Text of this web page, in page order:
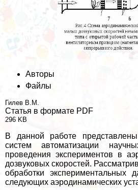
Авторы
Файлы
Гилев В.М.
Статья в формате PDF
296 KB
В данной работе
систем автоматизации
проведения экспериментов в
дозвуковых скоростей.
обработки экспериментальных
следующих аэродинамических